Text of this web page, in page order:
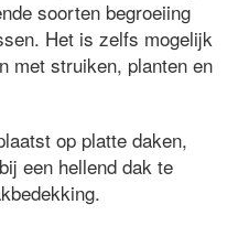
soorten begroeiing
Het is zelfs mogelijk
met struiken, planten en
op platte daken,
een hellend dak te